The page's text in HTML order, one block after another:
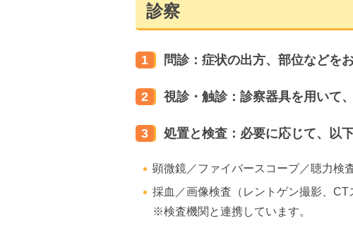
診察
1 問診：症状の出方、部位などを
2 視診・触診：診察器具を用いて
3 処置と検査：必要に応じて、以
顕微鏡／ファイバースコープ／聴力検
採血／画像検査（レントゲン撮影、CT
※検査機関と連携しています。